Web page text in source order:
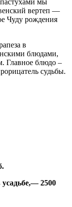
мы
вертеп —
Чуду рождения
в
блюдами,
Главное блюдо –
судьбы.
2500